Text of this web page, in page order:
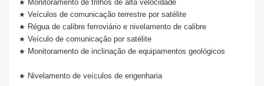
★ Monitoramento de trilhos de alta velocidade
★ Veículos de comunicação terrestre por satélite
★ Régua de calibre ferroviário e nivelamento de calibre
★ Veículo de comunicação por satélite
★ Monitoramento de inclinação de equipamentos geológicos
★ Nivelamento de veículos de engenharia